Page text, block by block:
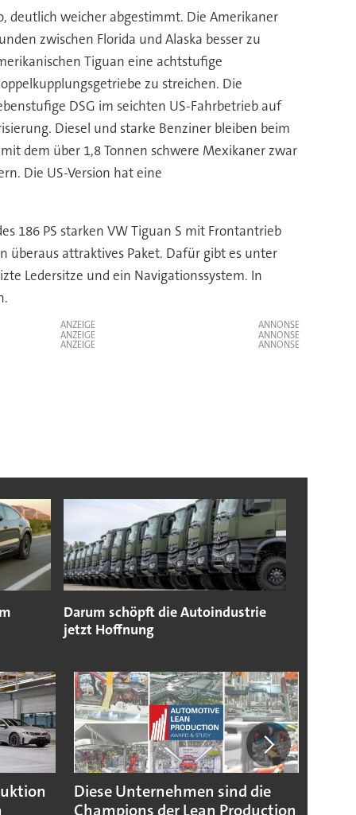
deutlich weicher abgestimmt. Die Amerikaner
zwischen Florida und Alaska besser zu
Tiguan eine achtstufige
zu streichen. Die
DSG im seichten US-Fahrbetrieb auf
Diesel und starke Benziner bleiben beim
dem über 1,8 Tonnen schwere Mexikaner zwar
Die US-Version hat eine
186 PS starken VW Tiguan S mit Frontantrieb
überaus attraktives Paket. Dafür gibt es unter
Ledersitze und ein Navigationssystem. In
ANZEIGE
ANZEIGE
ANZEIGE
Darum schöpft die Autoindustrie
jetzt Hoffnung
Diese Unternehmen sind die